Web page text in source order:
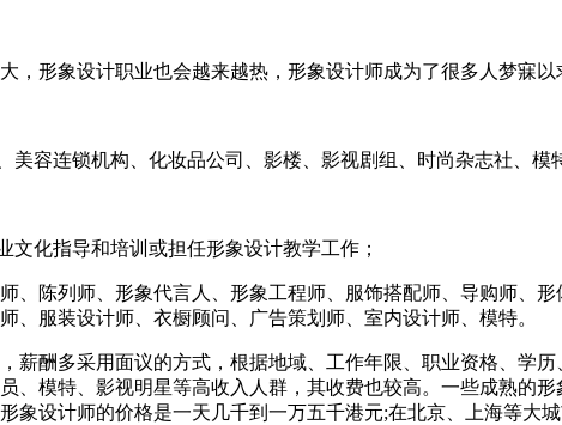
形象设计职业也会越来越热，形象设计师成为了很多人梦寐以
美容连锁机构、化妆品公司、影楼、影视剧组、时尚杂志社、
化指导和培训或担任形象设计教学工作；
、陈列师、形象代言人、形象工程师、服饰搭配师、导购师、
服装设计师、衣橱顾问、广告策划师、室内设计师、模特。
薪酬多采用面议的方式，根据地域、工作年限、职业资格、学
、模特、影视明星等高收入人群，其收费也较高。一些成熟的
象设计师的价格是一天几千到一万五千港元;在北京、上海等大